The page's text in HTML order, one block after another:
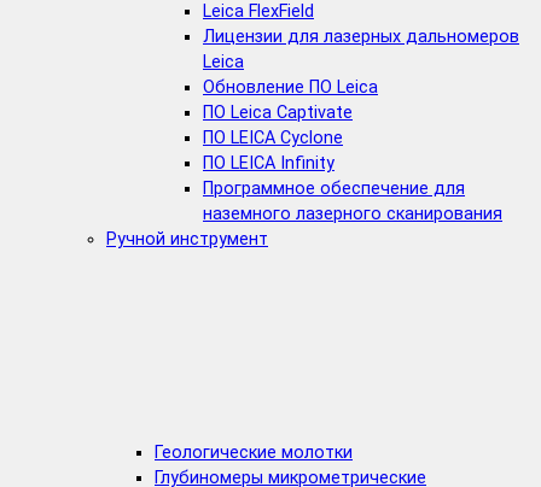
Leica FlexField
Лицензии для лазерных дальномеров
Leica
Обновление ПО Leica
ПО Leica Captivate
ПО LEICA Cyclone
ПО LEICA Infinity
Программное обеспечение для
наземного лазерного сканирования
Ручной инструмент
Геологические молотки
Глубиномеры микрометрические